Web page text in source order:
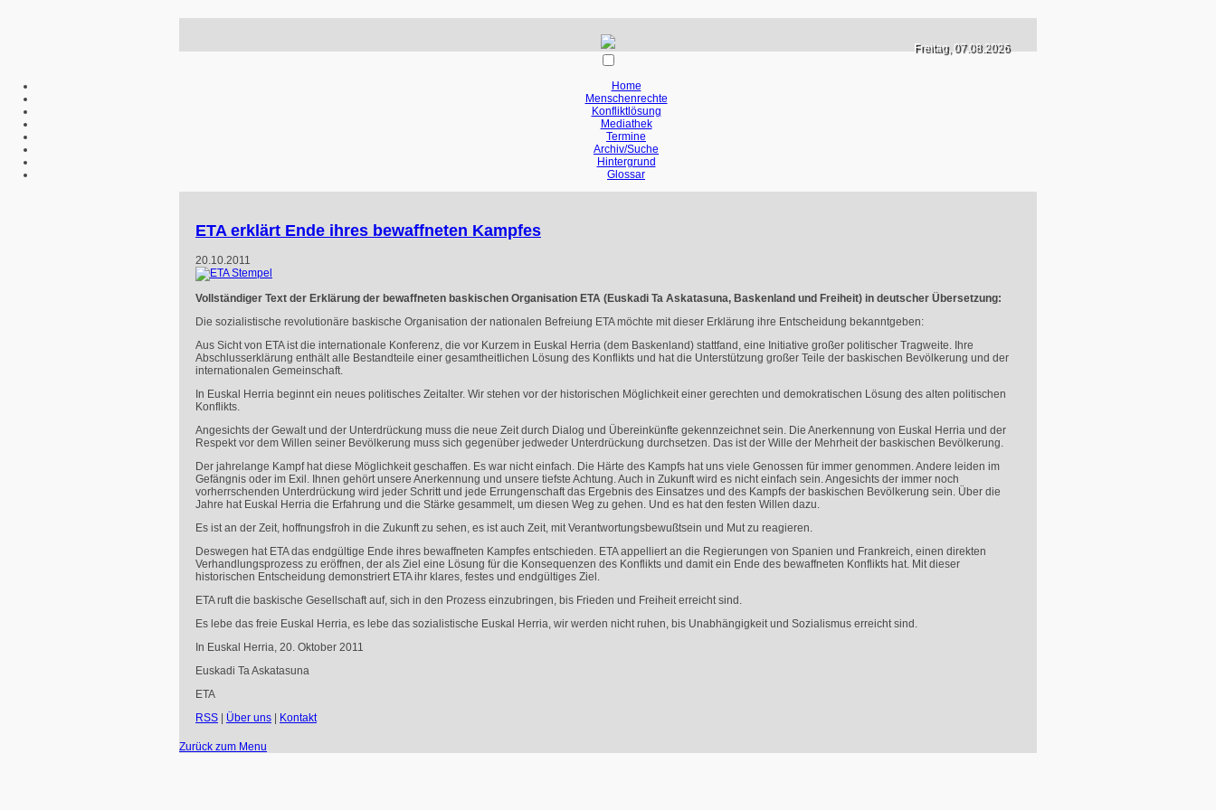
Freitag, 07.08.2026
Home
Menschenrechte
Konfliktlösung
Mediathek
Termine
Archiv/Suche
Hintergrund
Glossar
ETA erklärt Ende ihres bewaffneten Kampfes
20.10.2011
Vollständiger Text der Erklärung der bewaffneten baskischen Organisation ETA (Euskadi Ta Askatasuna, Baskenland und Freiheit) in deutscher Übersetzung:
Die sozialistische revolutionäre baskische Organisation der nationalen Befreiung ETAmöchte mit dieser Erklärung ihre Entscheidung bekanntgeben:
Aus Sicht von ETAist die internationale Konferenz, die vor Kurzem in Euskal Herria (dem Baskenland) stattfand, eine Initiative großer politischer Tragweite. Ihre
Abschlusserklärung enthält alle Bestandteile einer gesamtheitlichen Lösung des Konflikts und hat die Unterstützung großer Teile der baskischen Bevölkerung und der
internationalen Gemeinschaft.
In Euskal Herria beginnt ein neues politisches Zeitalter. Wir stehen vor der historischen Möglichkeit einer gerechten und demokratischen Lösung des alten politischen
Konflikts.
Angesichts der Gewalt und der Unterdrückung muss die neue Zeit durch Dialog und Übereinkünfte gekennzeichnet sein. Die Anerkennung von Euskal Herria und der
Respekt vor dem Willen seiner Bevölkerung muss sich gegenüber jedweder Unterdrückung durchsetzen. Das ist der Wille der Mehrheit der baskischen Bevölkerung.
Der jahrelange Kampf hat diese Möglichkeit geschaffen. Es war nicht einfach. Die Härte des Kampfs hat uns viele Genossen für immer genommen. Andere leiden im
Gefängnis oder im Exil. Ihnen gehört unsere Anerkennung und unsere tiefste Achtung. Auch in Zukunft wird es nicht einfach sein. Angesichts der immer noch
vorherrschenden Unterdrückung wird jeder Schritt und jede Errungenschaft das Ergebnis des Einsatzes und des Kampfs der baskischen Bevölkerung sein. Über die
Jahre hat Euskal Herria die Erfahrung und die Stärke gesammelt, um diesen Weg zu gehen. Und es hat den festen Willen dazu.
Es ist an der Zeit, hoffnungsfroh in die Zukunft zu sehen, es ist auch Zeit, mit Verantwortungsbewußtsein und Mut zu reagieren.
Deswegen hat ETAdas endgültige Ende ihres bewaffneten Kampfes entschieden. ETAappelliert an die Regierungen von Spanien und Frankreich, einen direkten
Verhandlungsprozess zu eröffnen, der als Ziel eine Lösung für die Konsequenzen des Konflikts und damit ein Ende des bewaffneten Konflikts hat. Mit dieser
historischen Entscheidung demonstriert ETAihr klares, festes und endgültiges Ziel.
ETAruft die baskische Gesellschaft auf, sich in den Prozess einzubringen, bis Frieden und Freiheit erreicht sind.
Es lebe das freie Euskal Herria, es lebe das sozialistische Euskal Herria, wir werden nicht ruhen, bis Unabhängigkeit und Sozialismus erreicht sind.
In Euskal Herria, 20. Oktober 2011
Euskadi Ta Askatasuna
ETA
RSS | Über uns | Kontakt
Zurück zum Menu